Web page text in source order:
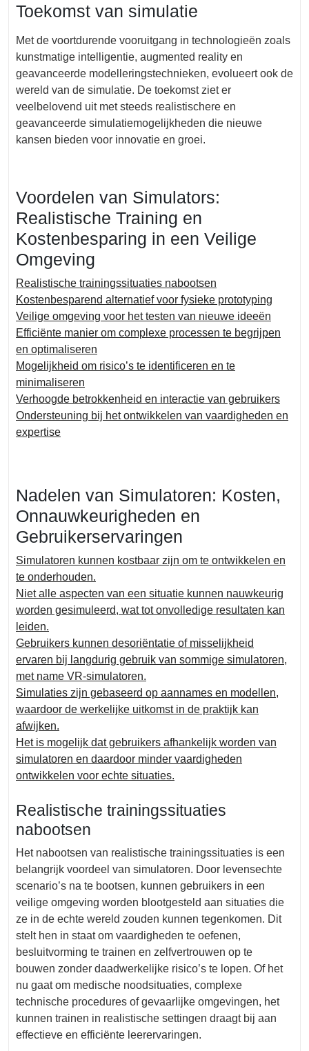
Toekomst van simulatie
Met de voortdurende vooruitgang in technologieën zoals
kunstmatige intelligentie, augmented reality en
geavanceerde modelleringstechnieken, evolueert ook de
wereld van de simulatie. De toekomst ziet er
veelbelovend uit met steeds realistischere en
geavanceerde simulatiemogelijkheden die nieuwe
kansen bieden voor innovatie en groei.
Voordelen van Simulators:
Realistische Training en
Kostenbesparing in een Veilige
Omgeving
Realistische trainingssituaties nabootsen
Kostenbesparend alternatief voor fysieke prototyping
Veilige omgeving voor het testen van nieuwe ideeën
Efficiënte manier om complexe processen te begrijpen
en optimaliseren
Mogelijkheid om risico’s te identificeren en te
minimaliseren
Verhoogde betrokkenheid en interactie van gebruikers
Ondersteuning bij het ontwikkelen van vaardigheden en
expertise
Nadelen van Simulatoren: Kosten,
Onnauwkeurigheden en
Gebruikerservaringen
Simulatoren kunnen kostbaar zijn om te ontwikkelen en
te onderhouden.
Niet alle aspecten van een situatie kunnen nauwkeurig
worden gesimuleerd, wat tot onvolledige resultaten kan
leiden.
Gebruikers kunnen desoriëntatie of misselijkheid
ervaren bij langdurig gebruik van sommige simulatoren,
met name VR-simulatoren.
Simulaties zijn gebaseerd op aannames en modellen,
waardoor de werkelijke uitkomst in de praktijk kan
afwijken.
Het is mogelijk dat gebruikers afhankelijk worden van
simulatoren en daardoor minder vaardigheden
ontwikkelen voor echte situaties.
Realistische trainingssituaties
nabootsen
Het nabootsen van realistische trainingssituaties is een
belangrijk voordeel van simulatoren. Door levensechte
scenario’s na te bootsen, kunnen gebruikers in een
veilige omgeving worden blootgesteld aan situaties die
ze in de echte wereld zouden kunnen tegenkomen. Dit
stelt hen in staat om vaardigheden te oefenen,
besluitvorming te trainen en zelfvertrouwen op te
bouwen zonder daadwerkelijke risico’s te lopen. Of het
nu gaat om medische noodsituaties, complexe
technische procedures of gevaarlijke omgevingen, het
kunnen trainen in realistische settingen draagt bij aan
effectieve en efficiënte leerervaringen.